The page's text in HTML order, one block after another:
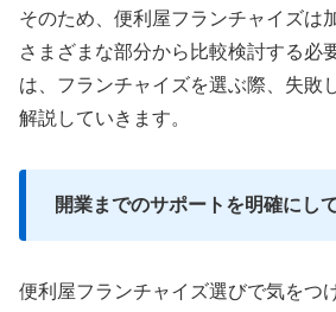
そのため、便利屋フランチャイズは
さまざまな部分から比較検討する必
は、フランチャイズを選ぶ際、失敗
解説していきます。
開業までのサポートを明確にし
便利屋フランチャイズ選びで気をつ